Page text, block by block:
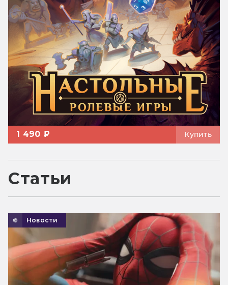
1 490 ₽ Купить
Статьи
Новости